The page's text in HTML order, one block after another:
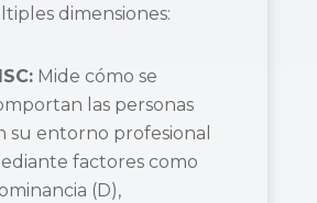
dimensiones:
Mide cómo se
las personas
su entorno profesional
factores como
(D),